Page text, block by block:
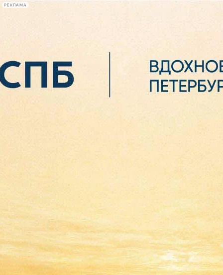
РЕКЛАМА
Сегодня:
2026.08.06
21:23
В Михайловском театре
создали Камерный оркестр,
первый концерт 23 марта